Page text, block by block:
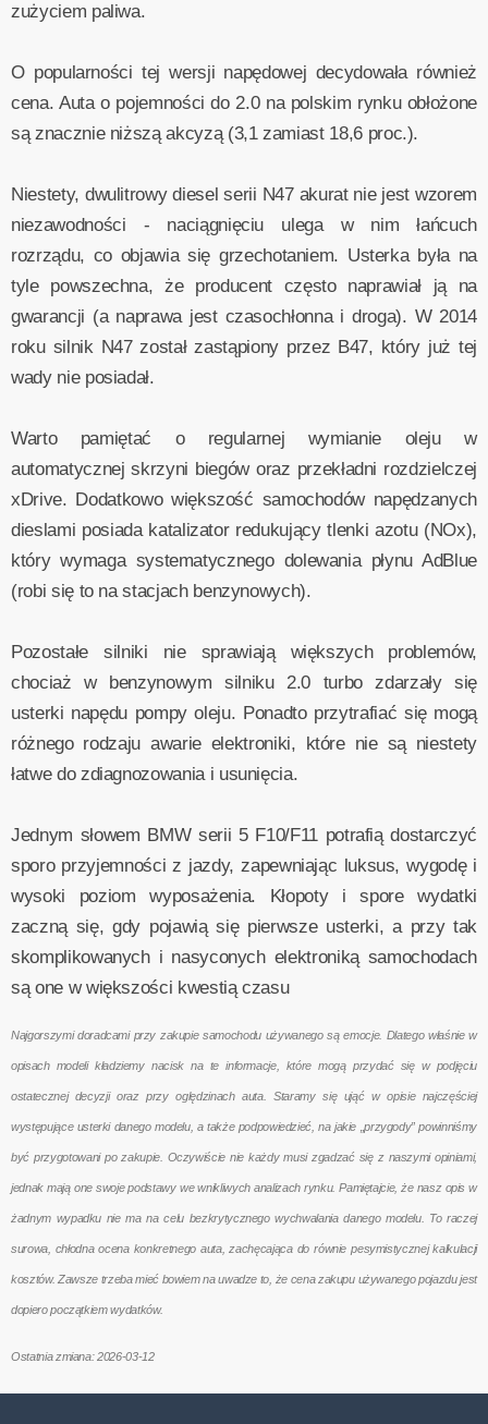
zużyciem paliwa.
O popularności tej wersji napędowej decydowała również
cena. Auta o pojemności do 2.0 na polskim rynku obłożone
są znacznie niższą akcyzą (3,1 zamiast 18,6 proc.).
Niestety, dwulitrowy diesel serii N47 akurat nie jest wzorem
niezawodności - naciągnięciu ulega w nim łańcuch
rozrządu, co objawia się grzechotaniem. Usterka była na
tyle powszechna, że producent często naprawiał ją na
gwarancji (a naprawa jest czasochłonna i droga). W 2014
roku silnik N47 został zastąpiony przez B47, który już tej
wady nie posiadał.
Warto pamiętać o regularnej wymianie oleju w
automatycznej skrzyni biegów oraz przekładni rozdzielczej
xDrive. Dodatkowo większość samochodów napędzanych
dieslami posiada katalizator redukujący tlenki azotu (NOx),
który wymaga systematycznego dolewania płynu AdBlue
(robi się to na stacjach benzynowych).
Pozostałe silniki nie sprawiają większych problemów,
chociaż w benzynowym silniku 2.0 turbo zdarzały się
usterki napędu pompy oleju. Ponadto przytrafiać się mogą
różnego rodzaju awarie elektroniki, które nie są niestety
łatwe do zdiagnozowania i usunięcia.
Jednym słowem BMW serii 5 F10/F11 potrafią dostarczyć
sporo przyjemności z jazdy, zapewniając luksus, wygodę i
wysoki poziom wyposażenia. Kłopoty i spore wydatki
zaczną się, gdy pojawią się pierwsze usterki, a przy tak
skomplikowanych i nasyconych elektroniką samochodach
są one w większości kwestią czasu
Najgorszymi doradcami przy zakupie samochodu używanego są emocje. Dlatego właśnie w
opisach modeli kładziemy nacisk na te informacje, które mogą przydać się w podjęciu
ostatecznej decyzji oraz przy oględzinach auta. Staramy się ująć w opisie najczęściej
występujące usterki danego modelu, a także podpowiedzieć, na jakie „przygody” powinniśmy
być przygotowani po zakupie. Oczywiście nie każdy musi zgadzać się z naszymi opiniami,
jednak mają one swoje podstawy we wnikliwych analizach rynku. Pamiętajcie, że nasz opis w
żadnym wypadku nie ma na celu bezkrytycznego wychwalania danego modelu. To raczej
surowa, chłodna ocena konkretnego auta, zachęcająca do równie pesymistycznej kalkulacji
kosztów. Zawsze trzeba mieć bowiem na uwadze to, że cena zakupu używanego pojazdu jest
dopiero początkiem wydatków.
Ostatnia zmiana: 2026-03-12